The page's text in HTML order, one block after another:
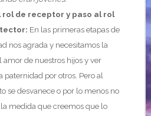
rol de receptor y paso al rol
En las primeras etapas de
nos agrada y necesitamos la
de nuestros hijos y ver
paternidad por otros. Pero al
se desvanece o por lo menos no
medida que creemos que lo